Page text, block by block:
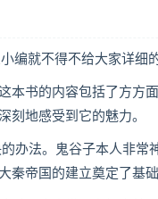
就不得不给大家详细
书的内容包括了方方面
刻地感受到它的魅力。
法。鬼谷子本人非常
秦帝国的建立奠定了基础